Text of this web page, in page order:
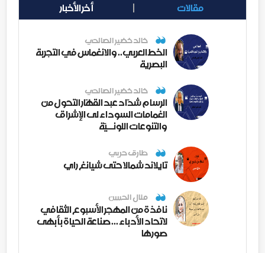
مقالات أخر الأخبار
خالد خضير الصالحي
الخط العربي.. والانغماس في التجربة
البصرية
خالد خضير الصالحي
الرسام شدّاد عبد القهّار التحول من
الغمامات السوداء لى الإشراق
والتنوعات اللونــيّة
طارق حربي
تايلاند شمالا حتى شيانغ راي
منال الحسن
نافذة من المهجر الأسبوع الثقافي
لاتحاد الأدباء ... صناعة الحياة بأبهى
صورها